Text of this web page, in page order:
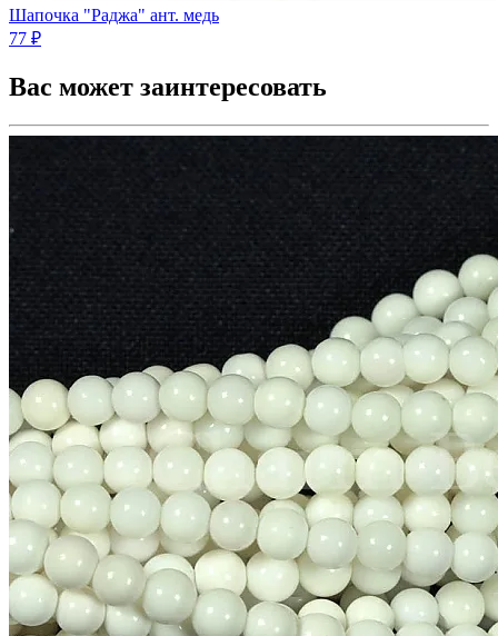
Шапочка "Раджа" ант. медь
77 ₽
Вас может заинтересовать